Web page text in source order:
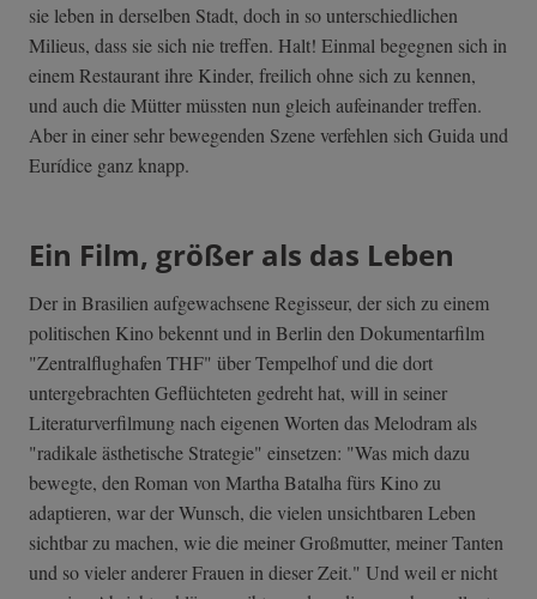
sie leben in derselben Stadt, doch in so unterschiedlichen
Milieus, dass sie sich nie treffen. Halt! Einmal begegnen sich in
einem Restaurant ihre Kinder, freilich ohne sich zu kennen,
und auch die Mütter müssten nun gleich aufeinander treffen.
Aber in einer sehr bewegenden Szene verfehlen sich Guida und
Eurídice ganz knapp.
Ein Film, größer als das Leben
Der in Brasilien aufgewachsene Regisseur, der sich zu einem
politischen Kino bekennt und in Berlin den Dokumentarfilm
"Zentralflughafen THF" über Tempelhof und die dort
untergebrachten Geflüchteten gedreht hat, will in seiner
Literaturverfilmung nach eigenen Worten das Melodram als
"radikale ästhetische Strategie" einsetzen: "Was mich dazu
bewegte, den Roman von Martha Batalha fürs Kino zu
adaptieren, war der Wunsch, die vielen unsichtbaren Leben
sichtbar zu machen, wie die meiner Großmutter, meiner Tanten
und so vieler anderer Frauen in dieser Zeit." Und weil er nicht